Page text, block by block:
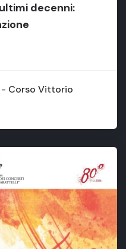
decenni:
- Corso Vittorio